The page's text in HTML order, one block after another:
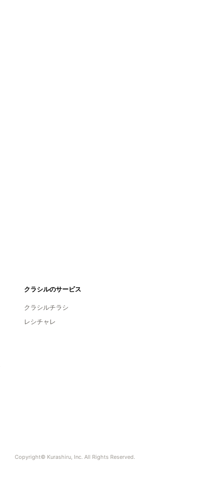
クラシルのサービス
クラシルチラシ
レシチャレ
Copyright© Kurashiru, Inc. All Rights Reserved.